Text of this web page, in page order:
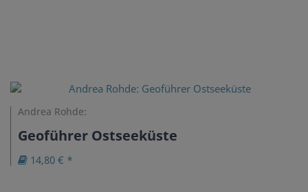
Andrea Rohde:
Geoführer Ostseeküste
14,80 € *